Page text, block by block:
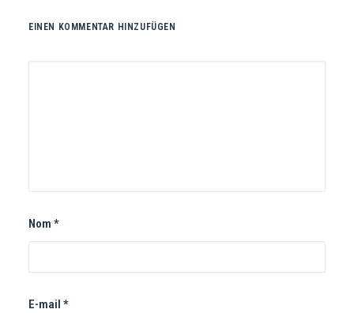
EINEN KOMMENTAR HINZUFÜGEN
Nom *
E-mail *